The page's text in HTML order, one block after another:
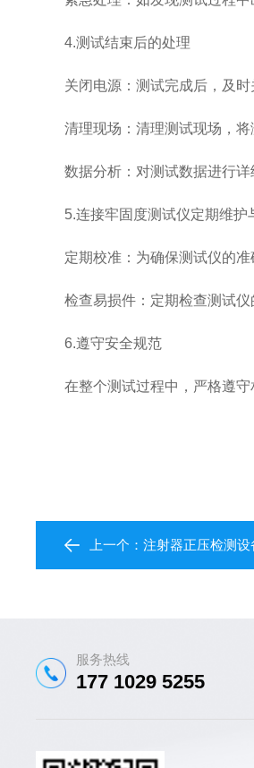
4.测试结束后的处理
关闭电源：测试完成后，及时
清理现场：清理测试现场，将
数据分析：对测试数据进行详
5.连接牢固度测试仪定期维护
定期校准：为确保测试仪的准
检查易损件：定期检查测试仪
6.遵守安全规范
在整个测试过程中，严格遵守
上一个：注射器正压检测
服务热线
177 1029 5255